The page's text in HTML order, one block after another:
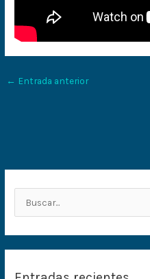
← Entrada anterior